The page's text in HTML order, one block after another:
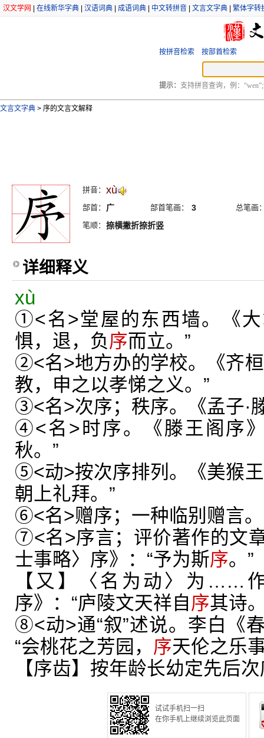
汉文学网 在线新华字典 汉语词典 成语词典 中文转拼音 文言文字典 繁体字转
按拼音检索 按部首检索
提示： 支持拼音查询，例：
文言文字典 > 序的文言文解释
拼音： xù
部首： 广 部首笔画： 3
总笔画
笔顺： 捺横撇折捺折竖
详细释义
xù
①<名>堂屋的东西墙。《大
惧，退，负 序而立。”
②<名>地方办的学校。《齐
教，申之以孝悌之义。”
③<名>次序；秩序。《孟子·
④<名>时序。《滕王阁序
秋。”
⑤<动>按次序排列。《美猴
朝上礼拜。”
⑥<名>赠序；一种临别赠言
⑦<名>序言；评价著作的文
士事略〉序》：“予为斯序。”
【又】〈名为动〉为……
序》：“庐陵文天祥自序其诗
⑧<动>通“叙”述说。李白《
“会桃花之芳园， 序天伦之乐
【序齿】按年龄长幼定先后
试试手机扫一扫
在你手机上继续浏览此页面